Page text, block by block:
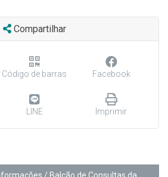
Compartilhar
Código de barras Facebook
LINE Imprimir
/ Balcão de Consultas da